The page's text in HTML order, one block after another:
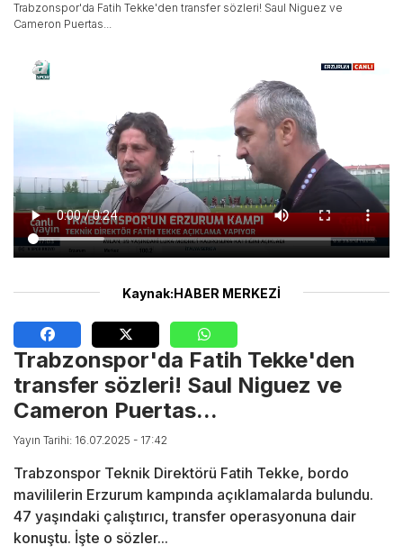
Trabzonspor'da Fatih Tekke'den transfer sözleri! Saul Niguez ve
Cameron Puertas...
Kaynak:HABER MERKEZİ
Trabzonspor'da Fatih Tekke'den
transfer sözleri! Saul Niguez ve
Cameron Puertas...
Yayın Tarihi: 16.07.2025 - 17:42
Trabzonspor Teknik Direktörü Fatih Tekke, bordo
mavililerin Erzurum kampında açıklamalarda bulundu.
47 yaşındaki çalıştırıcı, transfer operasyonuna dair
konuştu. İşte o sözler...